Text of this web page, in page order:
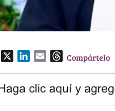
k
e
l
T
e
a
Compártelo